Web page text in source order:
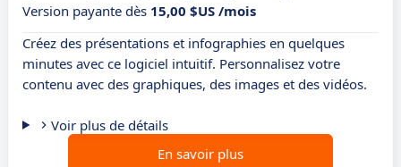
Version payante dès 15,00 $US /mois
Créez des présentations et infographies en quelques
minutes avec ce logiciel intuitif. Personnalisez votre
contenu avec des graphiques, des images et des vidéos.
Voir plus de détails
En savoir plus